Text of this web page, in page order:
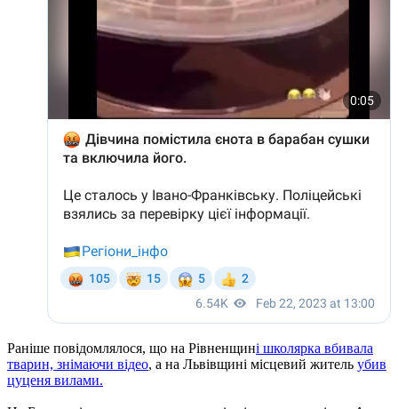
Раніше повідомлялося, що на Рівненщині школярка вбивала
тварин, знімаючи відео, а на Львівщині місцевий житель убив
цуценя вилами.